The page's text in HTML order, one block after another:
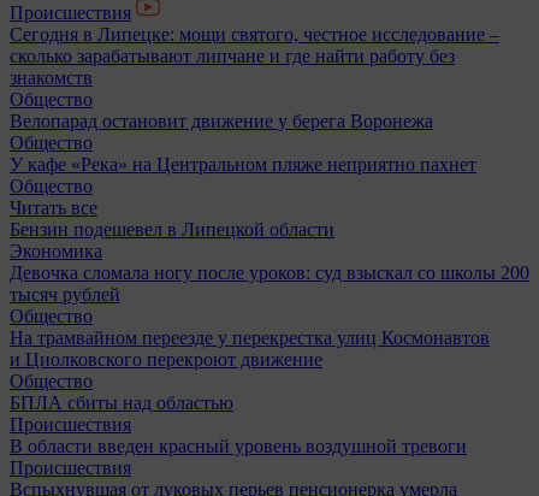
Происшествия
Сегодня в Липецке: мощи святого, честное исследование –
сколько зарабатывают липчане и где найти работу без
знакомств
Общество
Велопарад остановит движение у берега Воронежа
Общество
У кафе «Река» на Центральном пляже неприятно пахнет
Общество
Читать все
Бензин подешевел в Липецкой области
Экономика
Девочка сломала ногу после уроков: суд взыскал со школы 200
тысяч рублей
Общество
На трамвайном переезде у перекрестка улиц Космонавтов
и Циолковского перекроют движение
Общество
БПЛА сбиты над областью
Происшествия
В области введен красный уровень воздушной тревоги
Происшествия
Вспыхнувшая от луковых перьев пенсионерка умерла